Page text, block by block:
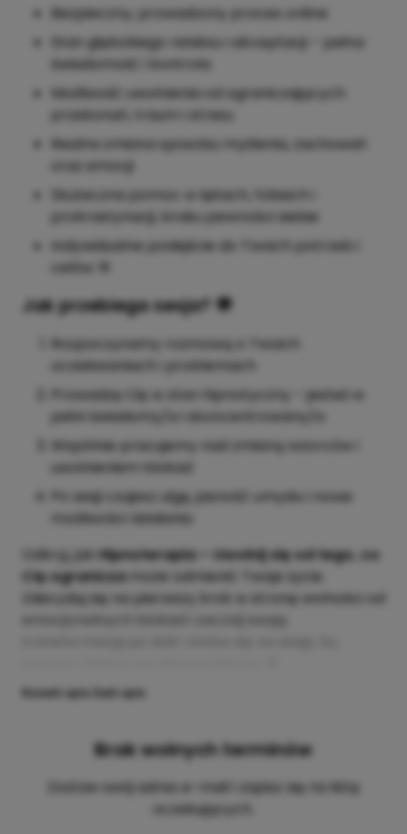
Bezpieczny, prowadzony proces online
Stan głębokiego relaksu i akceptacji – pełna
świadomość i kontrola
Możliwość uwolnienia od ograniczających
przekonań, traum i stresu
Realna zmiana sposobu myślenia, zachowań
oraz emocji
Skuteczna pomoc w lękach, fobiach i
prokrastynacji, braku pewności siebie
Indywidualne podejście do Twoich potrzeb i
celów 🎯
Jak przebiega sesja? 💬
Rozpoczynamy rozmową o Twoich
oczekiwaniach i problemach
Prowadzę Cię w stan hipnotyczny – jesteś w
pełni świadomy/a i skoncentrowany/a
Wspólnie pracujemy nad zmianą wzorców i
uwolnieniem blokad
Po sesji czujesz ulgę, jasność umysłu i nowe
możliwości działania
Odkryj, jak Hipnoterapia – Uwolnij się od tego, co
Cię ograniczamoże odmienić Twoje życie.
Zdecyduj się na pierwszy krok w stronę wolności od
Rozwiń opis Zwiń opis
Brak wolnych terminów
Zostaw swój adres e-mail i zapisz się na listę
oczekujących.